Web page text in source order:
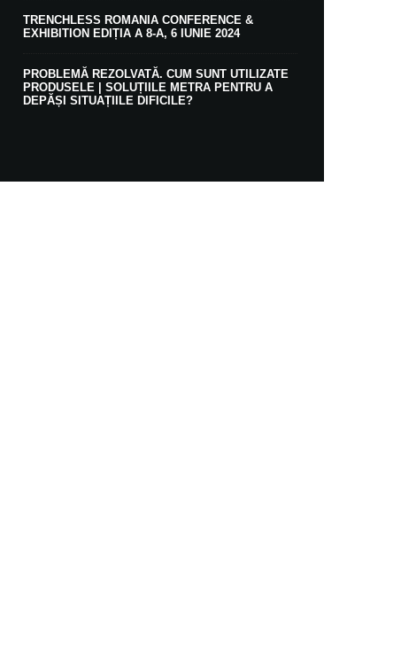
TRENCHLESS ROMANIA CONFERENCE &
EXHIBITION EDIȚIA A 8-A, 6 IUNIE 2024
PROBLEMĂ REZOLVATĂ. CUM SUNT UTILIZATE
PRODUSELE | SOLUȚIILE METRA PENTRU A
DEPĂȘI SITUAȚIILE DIFICILE?